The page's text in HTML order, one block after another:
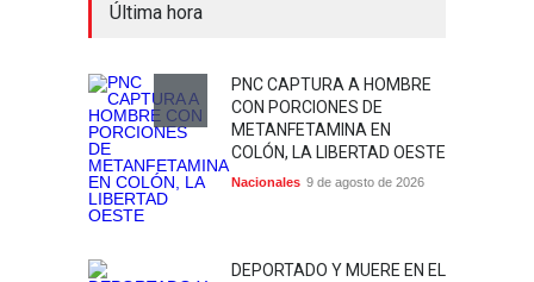
Última hora
PNC CAPTURA A HOMBRE
CON PORCIONES DE
METANFETAMINA EN
COLÓN, LA LIBERTAD OESTE
Nacionales 9 de agosto de 2026
DEPORTADO Y MUERE EN EL